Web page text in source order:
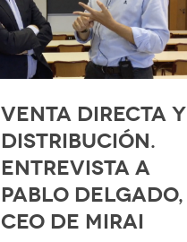
Venta directa y
distribución.
Entrevista a
Pablo Delgado,
CEO de Mirai